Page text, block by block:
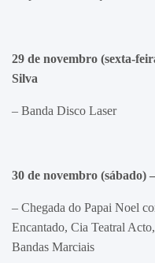
29 de novembro (sexta-
Silva
– Banda Disco Laser
30 de novembro (sábado)
– Chegada do Papai Noel
Encantado, Cia Teatral
Bandas Marciais